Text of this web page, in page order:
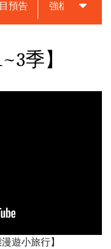
預告 強檔動畫預告
季】
遊小旅行】